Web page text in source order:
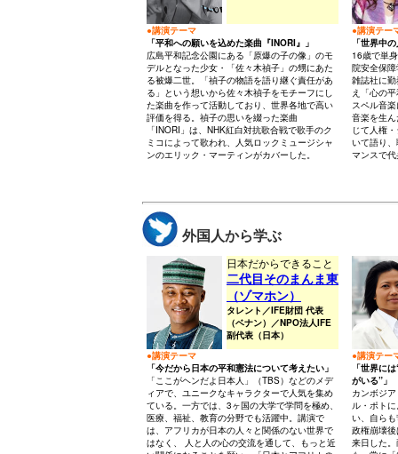
●講演テーマ
「平和への願いを込めた楽曲『INORI』」
広島平和記念公園にある「原爆の子の像」のモ
デルとなった少女・「佐々木禎子」の甥にあた
る被爆二世。「禎子の物語を語り継ぐ責任があ
る」という想いから佐々木禎子をモチーフにし
た楽曲を作って活動しており、世界各地で高い
評価を得る。禎子の思いを綴った楽曲
「INORI」は、NHK紅白対抗歌合戦で歌手のク
ミコによって歌われ、人気ロックミュージシャ
ンのエリック・マーティンがカバーした。
●講演テー
「世界中
16歳で単
院安全保
雑誌社に
え「心の
スペル音
音楽を生
じて人権
いて語り
マンスで
外国人から学ぶ
日本だからできること
二代目そのまんま東
（ゾマホン）
タレント／IFE財団 代表
（ベナン）／NPO法人IFE
副代表（日本）
●講演テーマ
「今だから日本の平和憲法について考えたい」
「ここがヘンだよ日本人」（TBS）などのメデ
ィアで、ユニークなキャラクターで人気を集め
ている。一方では、3ヶ国の大学で学問を極め、
医療、福祉、教育の分野でも活躍中。講演で
は、アフリカが日本の人々と関係のない世界で
はなく、 人と人の心の交流を通して、もっと近
●講演テー
「世界に
がいる”」
カンボジ
ル・ポト
い、自ら
政権崩壊
来日した